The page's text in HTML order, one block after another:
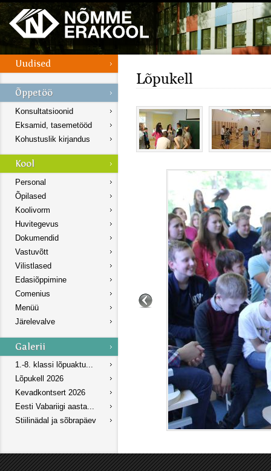
Konsultatsioonid
Eksamid, tasemetööd
Kohustuslik kirjandus
Personal
Õpilased
Koolivorm
Huvitegevus
Dokumendid
Vastuvõtt
Vilistlased
Edasiõppimine
Comenius
Menüü
Järelevalve
1.-8. klassi lõpuaktu...
Lõpukell 2026
Kevadkontsert 2026
Eesti Vabariigi aasta...
Stiilinädal ja sõbrapäev
Lõpukell